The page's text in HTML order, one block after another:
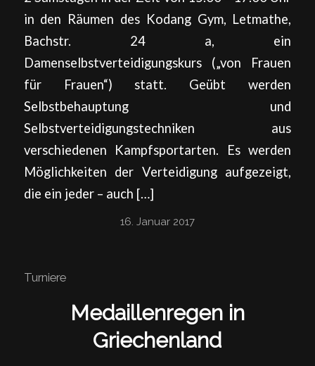
in den Räumen des Kodang Gym, Letmathe,
Bachstr. 24 a, ein
Damenselbstverteidigungskurs („von Frauen
für Frauen“) statt. Geübt werden
Selbstbehauptung und
Selbstverteidigungstechniken aus
verschiedenen Kampfsportarten. Es werden
Möglichkeiten der Verteidigung aufgezeigt,
die ein jeder – auch […]
16. Januar 2017
Turniere
Medaillenregen in
Griechenland